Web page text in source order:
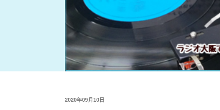
2020年09月10日